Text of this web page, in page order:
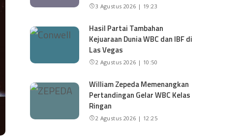
3 Agustus 2026 | 19:23
Hasil Partai Tambahan
Kejuaraan Dunia WBC dan IBF di
Las Vegas
2 Agustus 2026 | 10:50
William Zepeda Memenangkan
Pertandingan Gelar WBC Kelas
Ringan
2 Agustus 2026 | 12:25